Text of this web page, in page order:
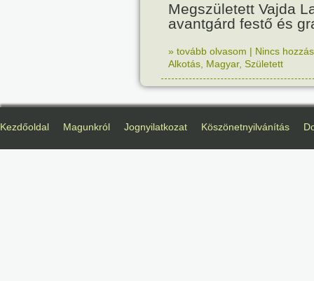
Megszületett Vajda
avantgárd festő és
» tovább olvasom | Nincs
Alkotás Magyar, Született
Kezdőoldal Magunkról Jognyilatkozat Köszönetnyilvánítás